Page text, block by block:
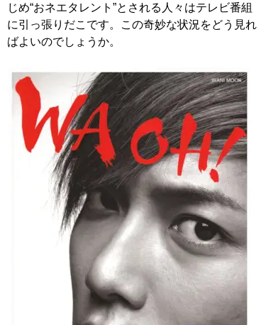
じめ“おネエタレント”とされる人々はテレビ番組
に引っ張りだこです。この奇妙な状況をどう見れ
ばよいのでしょうか。